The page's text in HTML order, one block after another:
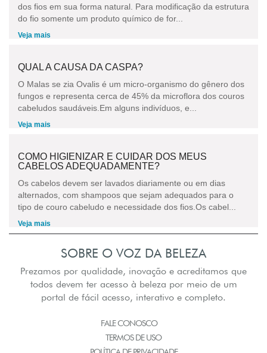
dos fios em sua forma natural. Para modificação da estrutura
do fio somente um produto químico de for...
Veja mais
QUAL A CAUSA DA CASPA?
O Malas se zia Ovalis é um micro-organismo do gênero dos
fungos e representa cerca de 45% da microflora dos couros
cabeludos saudáveis.Em alguns indivíduos, e...
Veja mais
COMO HIGIENIZAR E CUIDAR DOS MEUS
CABELOS ADEQUADAMENTE?
Os cabelos devem ser lavados diariamente ou em dias
alternados, com shampoos que sejam adequados para o
tipo de couro cabeludo e necessidade dos fios.Os cabel...
Veja mais
SOBRE O VOZ DA BELEZA
Prezamos por qualidade, inovação e acreditamos que
todos devem ter acesso à beleza por meio de um
portal de fácil acesso, interativo e completo.
FALE CONOSCO
TERMOS DE USO